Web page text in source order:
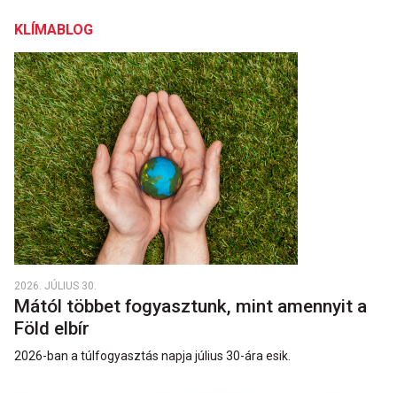
KLÍMABLOG
2026. JÚLIUS 30.
Mától többet fogyasztunk, mint amennyit a
Föld elbír
2026-ban a túlfogyasztás napja július 30-ára esik.